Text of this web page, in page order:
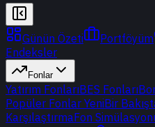
Günün Özeti Portföyüm
Endeksler
Fonlar
Yatırım FonlarıBES Fonları
Popüler Fonlar YeniBir
KarşılaştırmaFon